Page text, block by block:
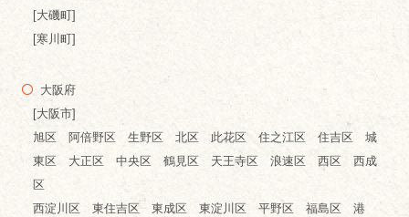
[大磯町]
[寒川町]
大阪府
[大阪市]
旭区 阿倍野区 生野区 北区 此花区 住之江区 住吉区 城
東区 大正区 中央区 鶴見区 天王寺区 浪速区 西区 西成
区
西淀川区 東住吉区 東成区 東淀川区 平野区 福島区 港